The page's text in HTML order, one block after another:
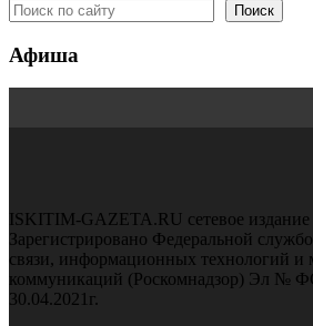
Поиск
Афиша
ISKITIM-GAZETA.RU сетевое
Зарегистрировано Федеральной
связи, информационных технологий и
коммуникаций (Роскомнадзор) Эл №
30.04.2021г.